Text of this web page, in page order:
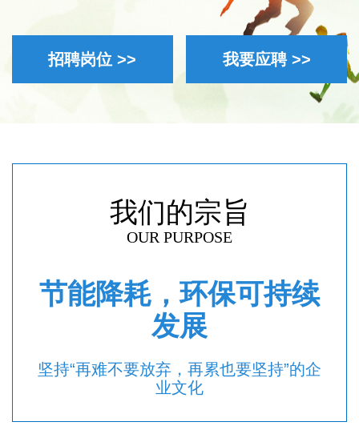
招聘岗位 >> 我要应聘 >>
我们的宗旨
OUR PURPOSE
节能降耗，环保可持续
发展
坚持“再难不要放弃，再累也要坚持”的企
业文化